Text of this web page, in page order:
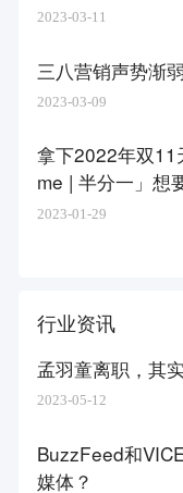
2023-03-11
三八营销声势渐
2023-03-09
拿下2022年双
me | 半分一」想
2023-01-29
行业资讯
孟羽童离职，其
2023-05-12
BuzzFeed和
媒体？